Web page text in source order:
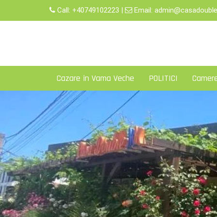
Call: +40749102223 | Email:
Cazare in Vama Veche POLITICI